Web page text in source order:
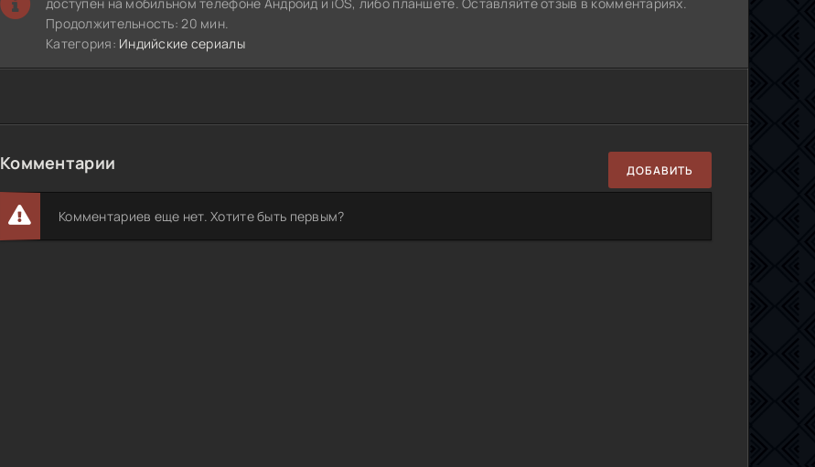
Продолжительность: 20 мин.
Категория: Индийские сериалы
Комментарии ДОБАВИТЬ
Комментариев еще нет. Хотите быть первым?